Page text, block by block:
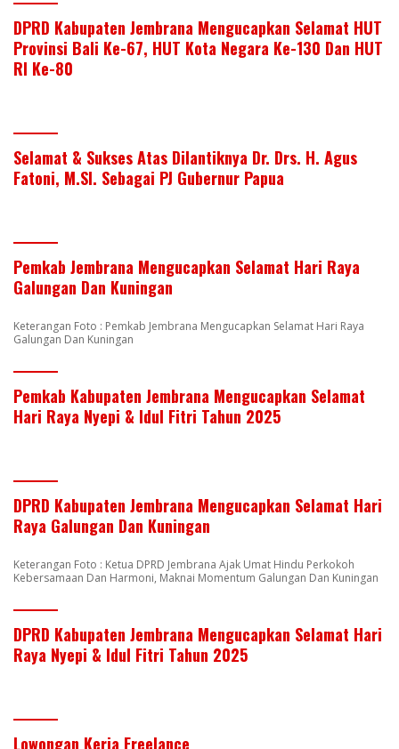
DPRD Kabupaten Jembrana Mengucapkan Selamat HUT
Provinsi Bali Ke-67, HUT Kota Negara Ke-130 Dan HUT
RI Ke-80
Selamat & Sukses Atas Dilantiknya Dr. Drs. H. Agus
Fatoni, M.SI. Sebagai PJ Gubernur Papua
Pemkab Jembrana Mengucapkan Selamat Hari Raya
Galungan Dan Kuningan
Keterangan Foto : Pemkab Jembrana Mengucapkan Selamat Hari Raya
Galungan Dan Kuningan
Pemkab Kabupaten Jembrana Mengucapkan Selamat
Hari Raya Nyepi & Idul Fitri Tahun 2025
DPRD Kabupaten Jembrana Mengucapkan Selamat Hari
Raya Galungan Dan Kuningan
Keterangan Foto : Ketua DPRD Jembrana Ajak Umat Hindu Perkokoh
Kebersamaan Dan Harmoni, Maknai Momentum Galungan Dan Kuningan
DPRD Kabupaten Jembrana Mengucapkan Selamat Hari
Raya Nyepi & Idul Fitri Tahun 2025
Lowongan Kerja Freelance